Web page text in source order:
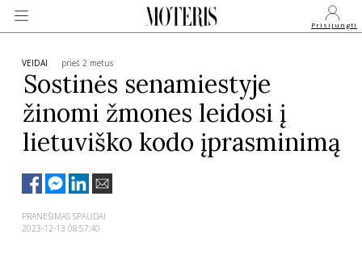
Prisijungti
VEIDAI
MADA
VEIDAI prieš 2 metus
Sostinės senamiestyje
žinomi žmones leidosi į
lietuviško kodo įprasminimą
PRANEŠIMAS SPAUDAI
2023-12-13 08:57:40